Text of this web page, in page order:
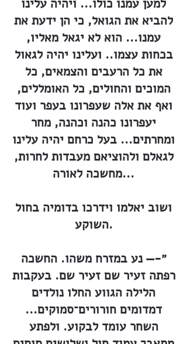
למען עמנו כולו... ויהיה עלינו
להביא את הגואל, כי הן ידעת את
עמנו... הוא לא יגאל מאליו,
בכחות עצמו.. ועלינו יהיה לגאול
את כל הרעבים והצמאים, כל
המוכים והחולים, כל האומללים,
ואף את אלה שעפרונו בעפר ועוד
יעפרונו כהנה וכהנה, מחר
ומחרתים... בעל כרחם יהיה עלינו
לגאלם ולהוציאם מעבדות לחרות,
מחשכה לאורה...
ושוב יאלמו וידרכו בדומיה בחול
השוקע.
״-— נע במזרח משהו. החשכה
רפתה זעיר שם זעיר שם. בעקבות
הלילה הגווע החלו נולדים
דמדומים חורורים־סמוקים...
השחר עומד לבקוע. ולפתע